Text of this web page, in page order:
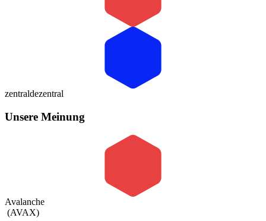
zentraldezentral
Unsere Meinung
Avalanche
(AVAX)